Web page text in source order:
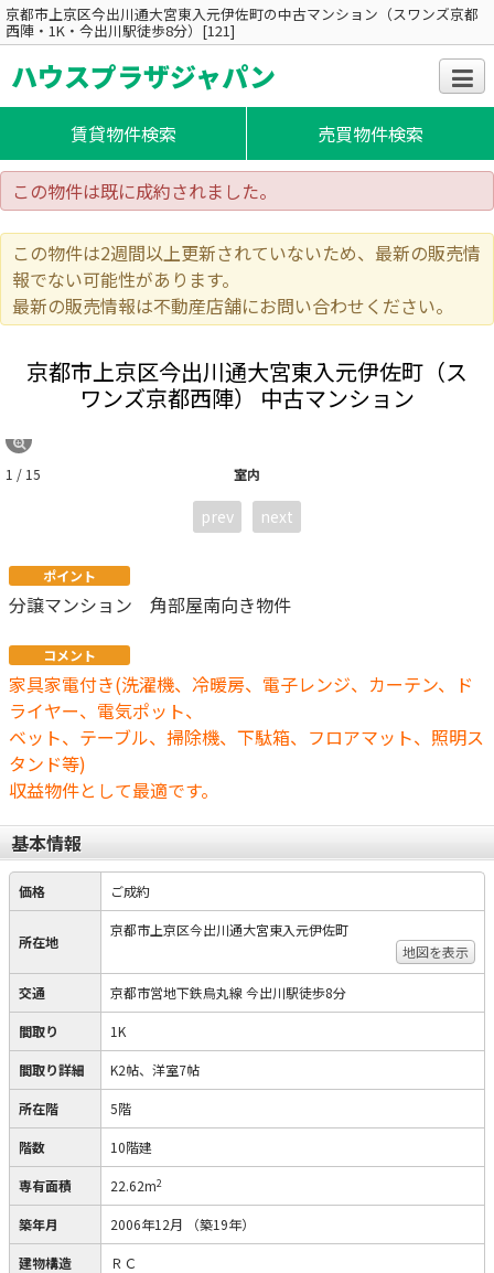
京都市上京区今出川通大宮東入元伊佐町の中古マンション（スワンズ京都
西陣・1K・今出川駅徒歩8分）[121]
ハウスプラザジャパン
賃貸物件検索 売買物件検索
この物件は既に成約されました。
この物件は2週間以上更新されていないため、最新の販売情
報でない可能性があります。
最新の販売情報は不動産店舗にお問い合わせください。
京都市上京区今出川通大宮東入元伊佐町（ス
ワンズ京都西陣） 中古マンション
室内
1 / 15
prev next
ポイント
分譲マンション 角部屋南向き物件
コメント
家具家電付き(洗濯機、冷暖房、電子レンジ、カーテン、ド
ライヤー、電気ポット、
ベット、テーブル、掃除機、下駄箱、フロアマット、照明ス
タンド等)
収益物件として最適です。
基本情報
価格 ご成約
所在地
京都市上京区今出川通大宮東入元伊佐町
地図を表示
交通 京都市営地下鉄烏丸線 今出川駅徒歩8分
間取り 1K
間取り詳細 K2帖、洋室7帖
所在階 5階
階数 10階建
専有面積 22.62m2
築年月 2006年12月 （築19年）
建物構造 ＲＣ